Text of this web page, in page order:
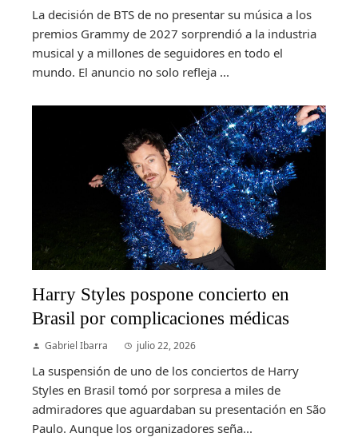
La decisión de BTS de no presentar su música a los
premios Grammy de 2027 sorprendió a la industria
musical y a millones de seguidores en todo el
mundo. El anuncio no solo refleja ...
Harry Styles pospone concierto en
Brasil por complicaciones médicas
Gabriel Ibarra julio 22, 2026
La suspensión de uno de los conciertos de Harry
Styles en Brasil tomó por sorpresa a miles de
admiradores que aguardaban su presentación en São
Paulo. Aunque los organizadores seña...